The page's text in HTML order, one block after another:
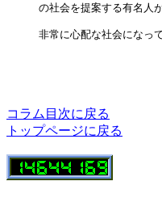
の社会を提案する有名人
非常に心配な社会になっ
コラム目次に戻る
トップページに戻る